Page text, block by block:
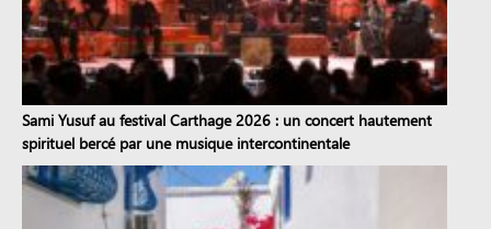
Sami Yusuf au festival Carthage 2026 : un concert hautement
spirituel bercé par une musique intercontinentale